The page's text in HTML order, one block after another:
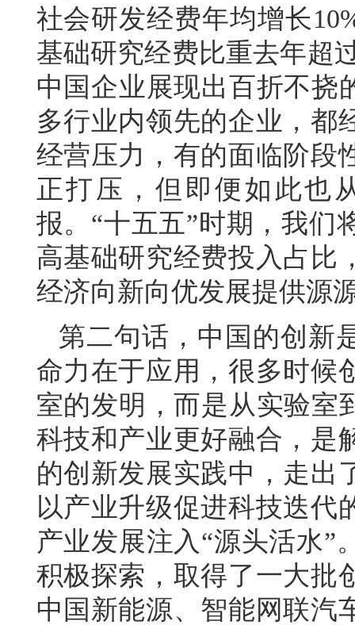
社会研发经费年均增长
基础研究经费比重去年超
中国企业展现出百折不挠
多行业内领先的企业，都
经营压力，有的面临阶段
正打压，但即便如此也
报。“十五五”时期，我们
高基础研究经费投入占比
经济向新向优发展提供源
第二句话，中国的创新
命力在于应用，很多时候
室的发明，而是从实验室
科技和产业更好融合，是
的创新发展实践中，走出
以产业升级促进科技迭代
产业发展注入“源头活水”
积极探索，取得了一大批
中国新能源、智能网联汽